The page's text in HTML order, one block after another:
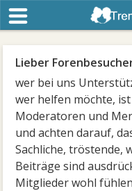
Lieber
wer bei uns
wer helfen möchte,
Moderatoren und
und achten darauf,
Sachliche, tröstende,
Beiträge sind
Mitglieder wohl